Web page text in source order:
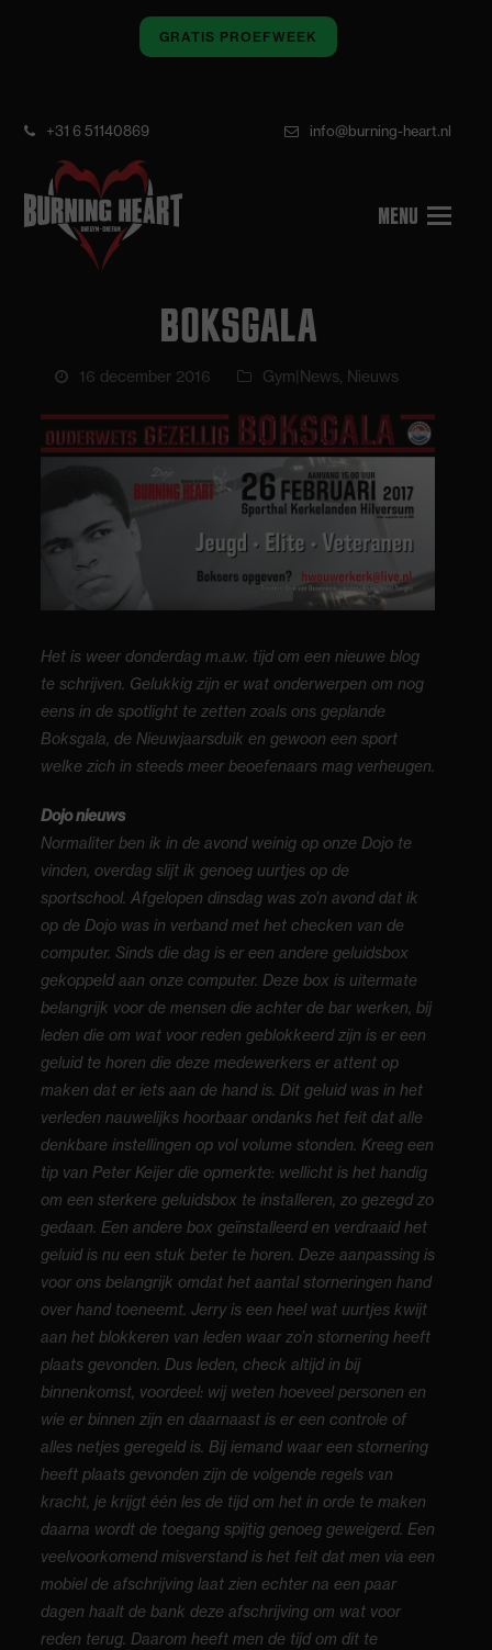
GRATIS PROEFWEEK
+31 6 51140869 info@burning-heart.nl
BOKSGALA
16 december 2016 Gym|News, Nieuws
Het is weer donderdag m.a.w. tijd om een nieuwe blog
te schrijven. Gelukkig zijn er wat onderwerpen om nog
eens in de spotlight te zetten zoals ons geplande
Boksgala, de Nieuwjaarsduik en gewoon een sport
welke zich in steeds meer beoefenaars mag verheugen.
Dojo nieuws
Normaliter ben ik in de avond weinig op onze Dojo te
vinden, overdag slijt ik genoeg uurtjes op de
sportschool. Afgelopen dinsdag was zo’n avond dat ik
op de Dojo was in verband met het checken van de
computer. Sinds die dag is er een andere geluidsbox
gekoppeld aan onze computer. Deze box is uitermate
belangrijk voor de mensen die achter de bar werken, bij
leden die om wat voor reden geblokkeerd zijn is er een
geluid te horen die deze medewerkers er attent op
maken dat er iets aan de hand is. Dit geluid was in het
verleden nauwelijks hoorbaar ondanks het feit dat alle
denkbare instellingen op vol volume stonden. Kreeg een
tip van Peter Keijer die opmerkte: wellicht is het handig
om een sterkere geluidsbox te installeren, zo gezegd zo
gedaan. Een andere box geïnstalleerd en verdraaid het
geluid is nu een stuk beter te horen. Deze aanpassing is
voor ons belangrijk omdat het aantal storneringen hand
over hand toeneemt. Jerry is een heel wat uurtjes kwijt
aan het blokkeren van leden waar zo’n stornering heeft
plaats gevonden. Dus leden, check altijd in bij
binnenkomst, voordeel: wij weten hoeveel personen en
wie er binnen zijn en daarnaast is er een controle of
alles netjes geregeld is. Bij iemand waar een stornering
heeft plaats gevonden zijn de volgende regels van
kracht, je krijgt één les de tijd om het in orde te maken
daarna wordt de toegang spijtig genoeg geweigerd. Een
veelvoorkomend misverstand is het feit dat men via een
mobiel de afschrijving laat zien echter na een paar
dagen haalt de bank deze afschrijving om wat voor
reden terug. Daarom heeft men de tijd om dit te